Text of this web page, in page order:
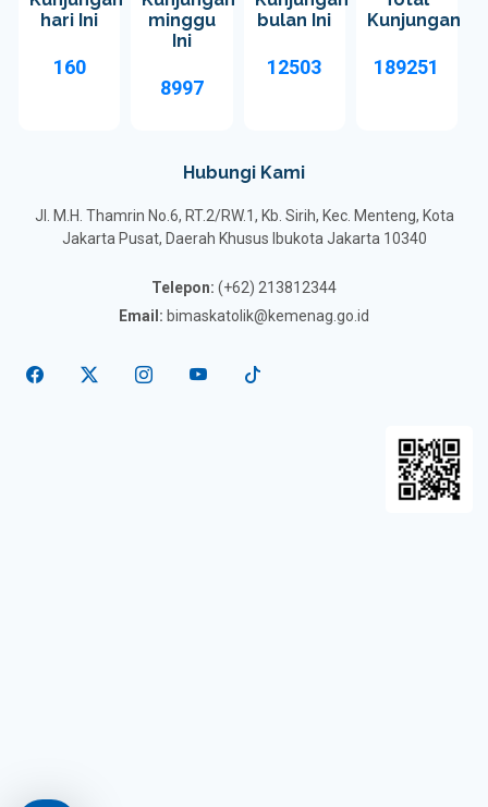
hari Ini
160
minggu
Ini
8997
bulan Ini
12503
Kunjungan
189251
Hubungi Kami
Jl. M.H. Thamrin No.6, RT.2/RW.1, Kb. Sirih, Kec. Menteng, Kota
Jakarta Pusat, Daerah Khusus Ibukota Jakarta 10340
Telepon: (+62) 213812344
Email: bimaskatolik@kemenag.go.id